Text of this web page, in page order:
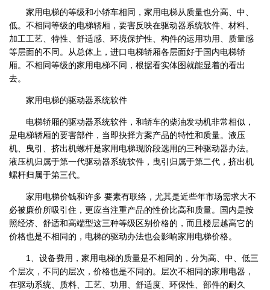
家用电梯的等级和小轿车相同，家用电梯从质量也分高、中、
低。不相同等级的电梯轿厢，要害反映在驱动器系统软件、材料、
加工工艺、特性、舒适感、环境保护性、构件的运用功用、质量感
等层面的不同。从总体上，进口电梯轿厢各层面好于国内电梯轿
厢。不相同等级的家用电梯不同，根据看实体图就能显着的看出
去。
家用电梯的驱动器系统软件
电梯轿厢的驱动器系统软件，和轿车的柴油发动机非常相似，
是电梯轿厢的要害部件，当即抉择方案产品的特性和质量。液压
机、曳引、挤出机螺杆是家用电梯现阶段选用的三种驱动器办法。
液压机归属于第一代驱动器系统软件，曳引归属于第二代，挤出机
螺杆归属于第三代。
家用电梯价钱和许多 要素有联络，尤其是近些年市场需求大不
必被廉价所吸引住，更应当注重产品的性价比高和质量。国内是按
照经济、舒适和高端型这三种等级区别价格的，而且楼层越高它的
价格也是不相同的，电梯的驱动办法也会影响家用电梯价格。
1、设备费用，家用电梯的质量是不相同的，分为高、中、低三
个层次，不同的层次，价格也是不同的。层次不相同的家用电器，
在驱动系统、质料、工艺、功用、舒适度、环保性、部件的耐久